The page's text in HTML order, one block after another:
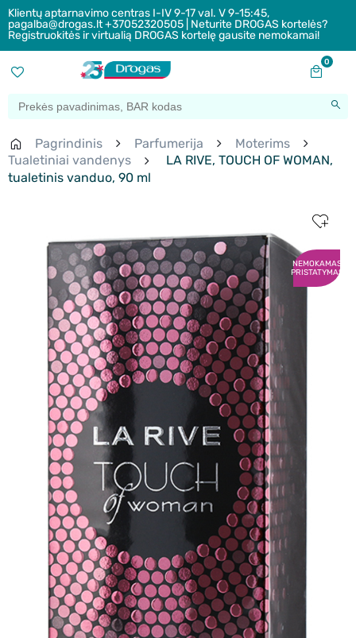
Klientų aptarnavimo centras I-IV 9-17 val. V 9-15:45,
pagalba@drogas.lt +37052320505 | Neturite DROGAS kortelės?
Registruokitės ir virtualią DROGAS kortelę gausite nemokamai!
0
Pagrindinis Parfumerija
Moterims
Tualetiniai vandenys
LA RIVE, TOUCH OF WOMAN,
tualetinis vanduo, 90 ml
NEMOKAMAS
PRISTATYMAS